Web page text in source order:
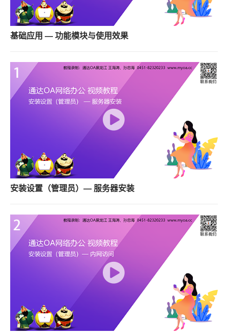
基础应用 — 功能模块与使用效果
安装设置（管理员）— 服务器安装